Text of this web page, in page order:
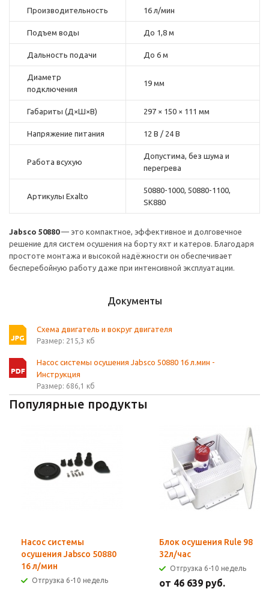
Производительность 16 л/мин
Подъем воды До 1,8 м
Дальность подачи До 6 м
Диаметр
подключения
19 мм
Габариты (Д×Ш×В) 297 × 150 × 111 мм
Напряжение питания 12 В / 24 В
Работа всухую
Допустима, без шума и
перегрева
Артикулы Exalto
50880-1000, 50880-1100,
SK880
Jabsco 50880— это компактное, эффективное и долговечное
решение для систем осушения на борту яхт и катеров. Благодаря
простоте монтажа и высокой надёжности он обеспечивает
бесперебойную работу даже при интенсивной эксплуатации.
Документы
Схема двигатель и вокруг двигателя
Размер: 215,3 кб
Насос системы осушения Jabsco 50880 16 л.мин -
Инструкция
Размер: 686,1 кб
Популярные продукты
Насос системы
осушения Jabsco 50880
16 л/мин
Отгрузка 6-10 недель
Блок осушения Rule 98
32л/час
Отгрузка 6-10 недель
от 46 639 руб.